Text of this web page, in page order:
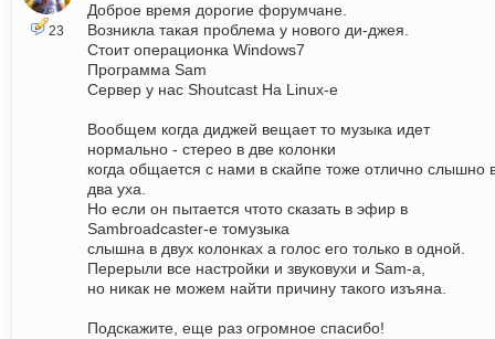
23
Доброе время дорогие форумчане.
Возникла такая проблема у нового ди-джея.
Стоит операционка Windows7
Программа Sam
Сервер у нас Shoutcast На Linux-е
Вообщем когда диджей вещает то музыка идет
нормально - стерео в две колонки
когда общается с нами в скайпе тоже отлично слышно
два уха.
Но если он пытается чтото сказать в эфир в
Sambroadcaster-е томузыка
слышна в двух колонках а голос его только в одной.
Перерыли все настройки и звуковухи и Sam-а,
но никак не можем найти причину такого изъяна.
Подскажите, еще раз огромное спасибо!